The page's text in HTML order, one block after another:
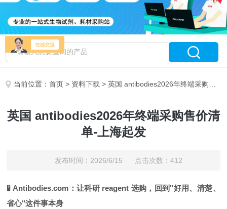
当前位置：首页 > 资料下载 > 英国 antibodies2026年终端采购售价清单-上海起发
英国 antibodies2026年终端采购售价清
单-上海起发
发布时间：2026/6/15 点击次数：412
🧪 Antibodies.com：让科研 reagent 选购，回到"好用、清楚、
省心"这件事本身